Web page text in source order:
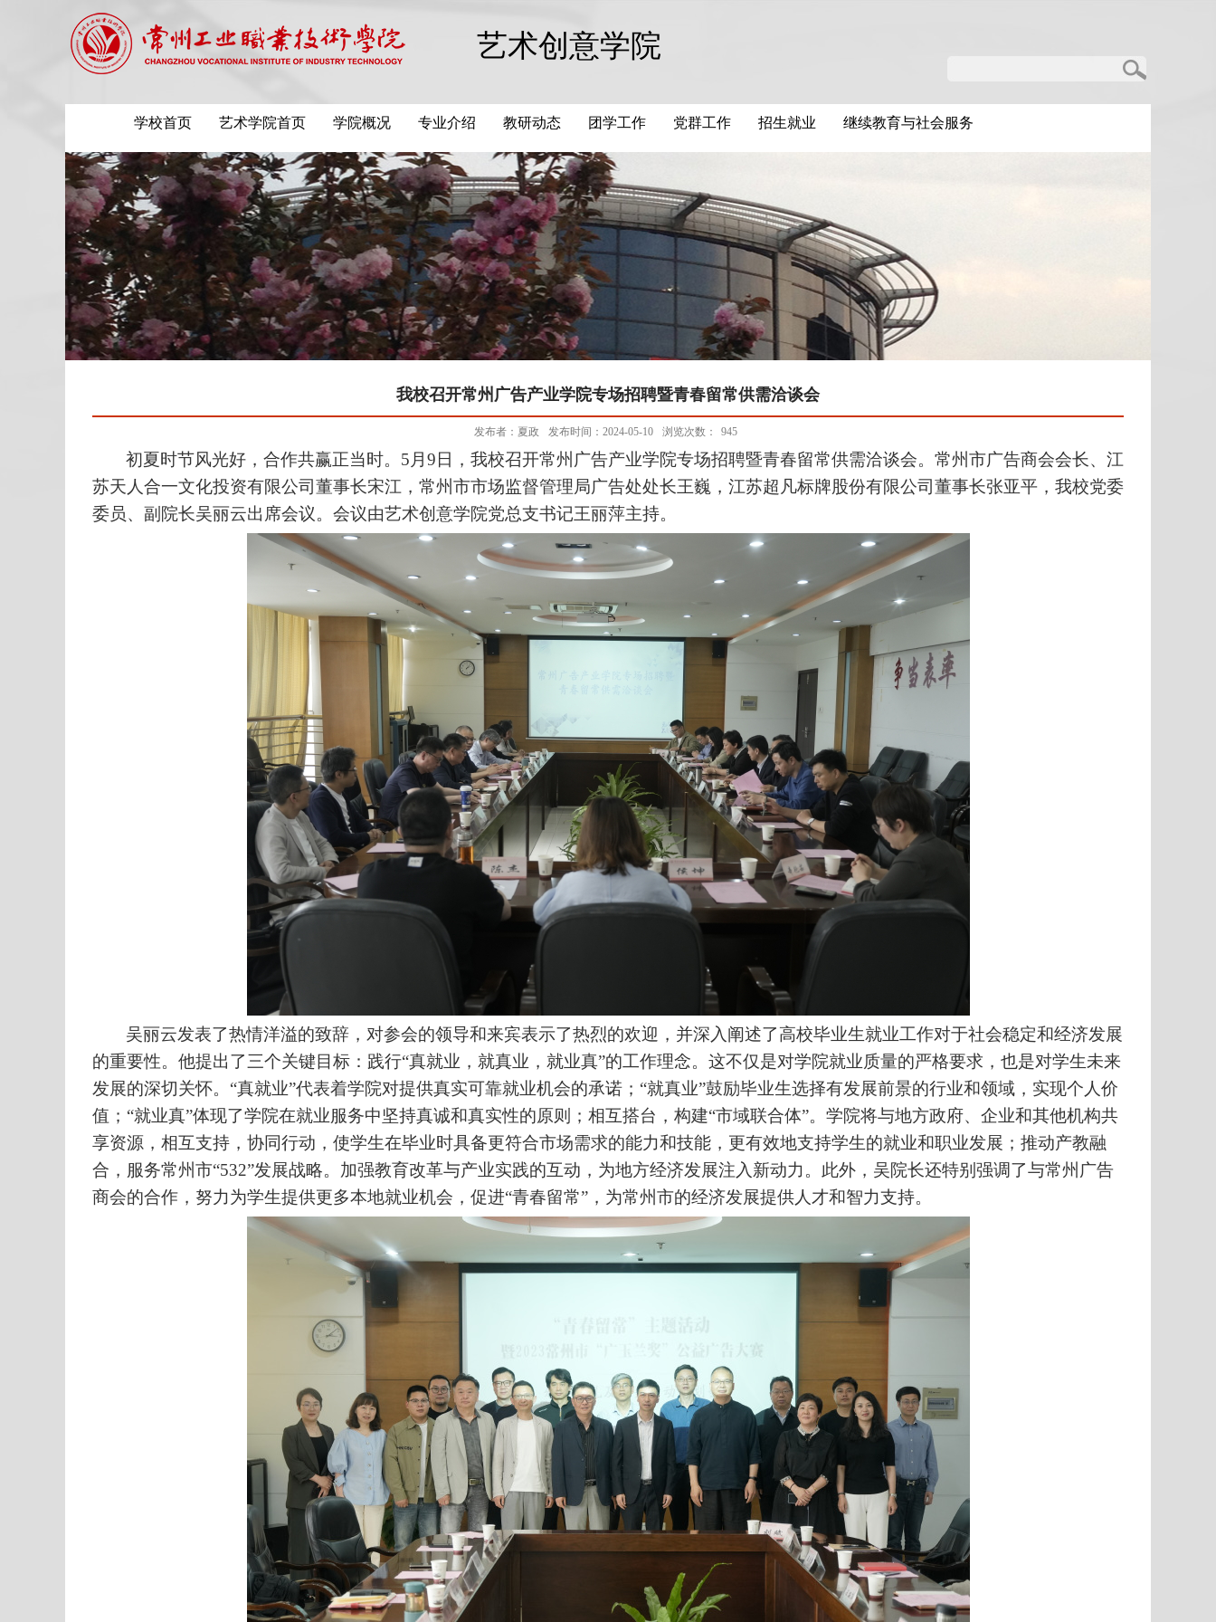
艺术创意学院
学校首页 艺术学院首页 学院概况 专业介绍 教研动态 团学工作 党群工作 招生就业 继续教育与社会服务
我校召开常州广告产业学院专场招聘暨青春留常供需洽谈会
发布者：夏政 发布时间：2024-05-10 浏览次数： 945
初夏时节风光好，合作共赢正当时。 5 月 9 日，我校召开常州广告产业学院专场招聘暨青春留常供需洽谈会。常州市广告商会会长、江
苏天人合一文化投资有限公司董事长宋江，常州市市场监督管理局广告处处长王巍，江苏超凡标牌股份有限公司董事长张亚平，我校党委
委员、副院长吴丽云出席会议。会议由艺术创意学院党总支书记王丽萍主持。
吴丽云发表了热情洋溢的致辞，对参会的领导和来宾表示了热烈的欢迎，并深入阐述了高校毕业生就业工作对于社会稳定和经济发展
的重要性。他提出了三个关键目标：践行“真就业，就真业，就业真”的工作理念。这不仅是对学院就业质量的严格要求，也是对学生未来
发展的深切关怀。“真就业”代表着学院对提供真实可靠就业机会的承诺；“就真业”鼓励毕业生选择有发展前景的行业和领域，实现个人价
值；“就业真”体现了学院在就业服务中坚持真诚和真实性的原则；相互搭台，构建“市域联合体”。学院将与地方政府、企业和其他机构共
享资源，相互支持，协同行动，使学生在毕业时具备更符合市场需求的能力和技能，更有效地支持学生的就业和职业发展；推动产教融
合，服务常州市“532”发展战略。加强教育改革与产业实践的互动，为地方经济发展注入新动力。此外，吴院长还特别强调了与常州广告
商会的合作，努力为学生提供更多本地就业机会，促进“青春留常”，为常州市的经济发展提供人才和智力支持。